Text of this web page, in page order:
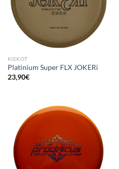
KIEKOT
Platinium Super FLX JOKERi
23,90€